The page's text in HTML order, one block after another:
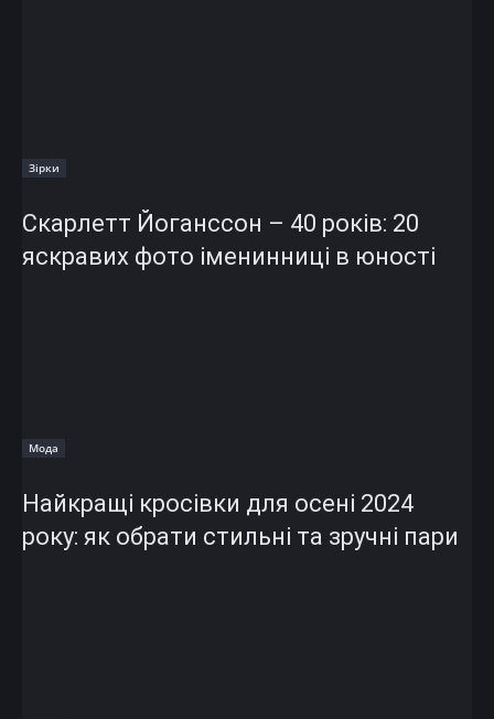
Зірки
Скарлетт Йоганссон – 40 років: 20
яскравих фото іменинниці в юності
Мода
Найкращі кросівки для осені 2024
року: як обрати стильні та зручні пари